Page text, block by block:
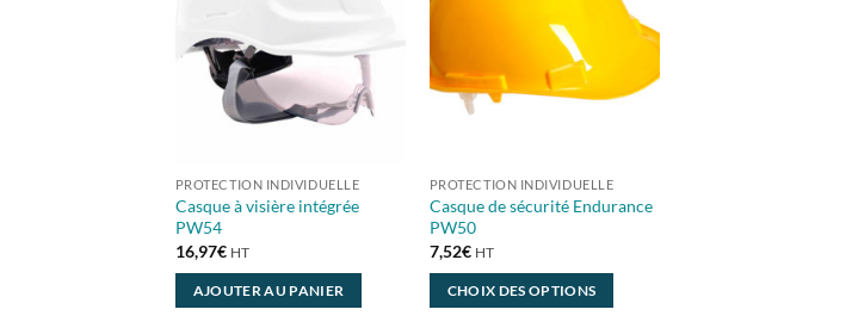
PROTECTION INDIVIDUELLE
Casque à visière intégrée
PW54
16,97€ HT
AJOUTER AU PANIER
PROTECTION INDIVIDUELLE
Casque de sécurité Endurance
PW50
7,52€ HT
CHOIX DES OPTIONS